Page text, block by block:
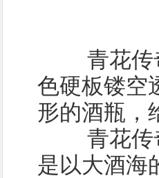
青花传
色硬板镂空
形的酒瓶，
青花传奇
是以大酒海